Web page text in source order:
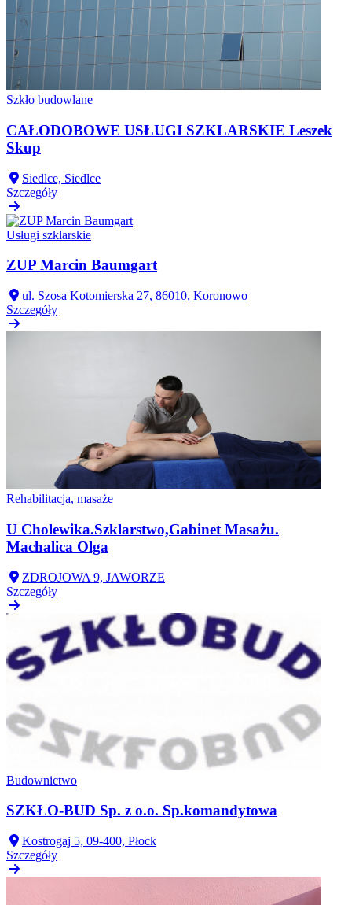
Szkło budowlane
CAŁODOBOWE USŁUGI SZKLARSKIE Leszek
Skup
Siedlce, Siedlce
Szczegóły
Usługi szklarskie
ZUP Marcin Baumgart
ul. Szosa Kotomierska 27, 86010, Koronowo
Szczegóły
Rehabilitacja, masaże
U Cholewika.Szklarstwo,Gabinet Masażu.
Machalica Olga
ZDROJOWA 9, JAWORZE
Szczegóły
Budownictwo
SZKŁO-BUD Sp. z o.o. Sp.komandytowa
Kostrogaj 5, 09-400, Płock
Szczegóły